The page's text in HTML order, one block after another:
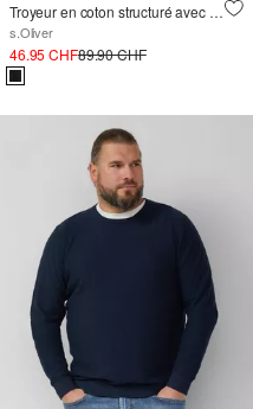
Troyeur en coton structuré avec garment dye
s.Oliver
46.95 CHF89.90 CHF